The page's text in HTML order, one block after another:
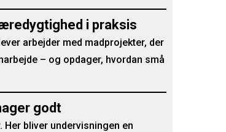
i praksis
arbejder med madprojekter, der
– og opdager, hvordan små
godt
bliver undervisningen en